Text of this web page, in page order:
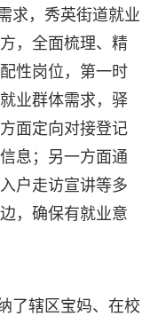
求，秀英街道就业
，全面梳理、精
性岗位，第一时
业群体需求，驿
面定向对接登记
息；另一方面通
户走访宣讲等多
，确保有就业意
了辖区宝妈、在校